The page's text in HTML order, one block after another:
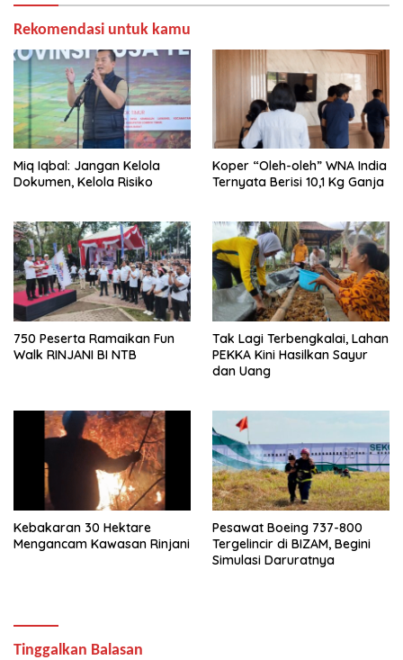
Rekomendasi untuk kamu
Miq Iqbal: Jangan Kelola
Dokumen, Kelola Risiko
Koper “Oleh-oleh” WNA India
Ternyata Berisi 10,1 Kg Ganja
750 Peserta Ramaikan Fun
Walk RINJANI BI NTB
Tak Lagi Terbengkalai, Lahan
PEKKA Kini Hasilkan Sayur
dan Uang
Kebakaran 30 Hektare
Mengancam Kawasan Rinjani
Pesawat Boeing 737-800
Tergelincir di BIZAM, Begini
Simulasi Daruratnya
Tinggalkan Balasan